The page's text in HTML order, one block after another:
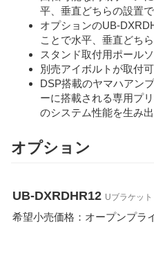
平、垂直どちらの設置
オプションのUB-
ことで水平、垂直どち
スタンド取付用ポール
別売アイボルトが取付
DSP搭載のヤマハアン
ーに搭載される専用プ
のシステム性能を生み出
オプション
UB-DXRDHR12 Uブラケット
希望小売価格：オープンプラ